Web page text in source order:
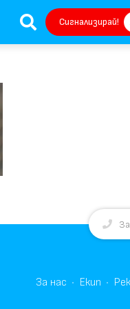
Сигнализирай!
За нас Екип